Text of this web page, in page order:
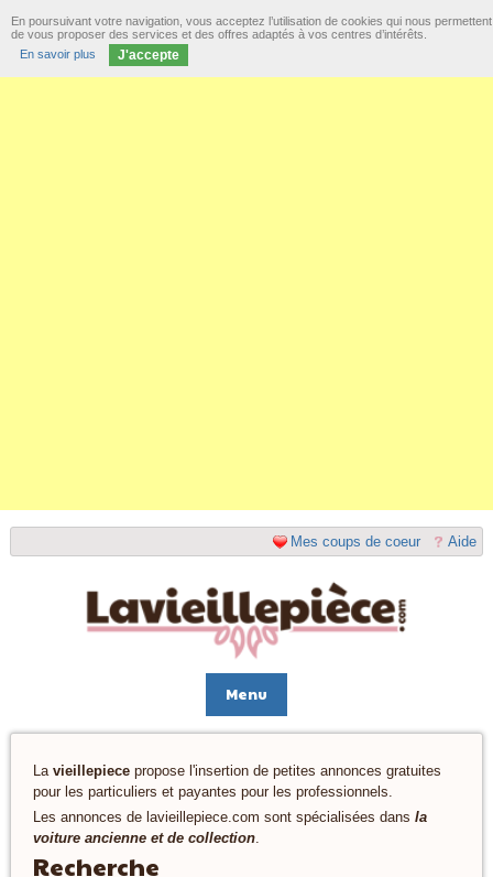
Aide
Mes coups de coeur
Menu
La vieillepiecepropose l'insertion de petites annonces gratuites
pour les particuliers et payantes pour les professionnels.
Les annonces de lavieillepiece.com sont spécialisées dans la
voiture ancienne et de collection.
Recherche
En poursuivant votre navigation, vous acceptez l’utilisation de cookies qui nous permettent
de vous proposer des services et des offres adaptés à vos centres d’intérêts.
En savoir plus
J'accepte